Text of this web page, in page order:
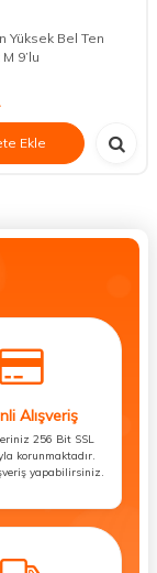
Yüksek Bel Ten
9’lu
Ekle
Alışveriş
256 Bit SSL
korunmaktadır.
yapabilirsiniz.